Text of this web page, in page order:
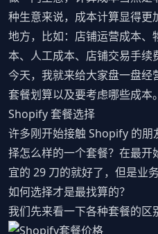
种生意来说，成本计算显得
地方，比如：店铺运营成本
本、人工成本、店铺交易手续
今天，我就来给大家盘一盘
套餐划算以及要考虑哪些成本。
Shopify 套餐选择
许多刚开始接触 Shopify 的
择怎么样的一个套餐？在最
宜的 29 刀的就好了，但是业
如何选择才是最找算的？
我们先来看一下各种套餐的区